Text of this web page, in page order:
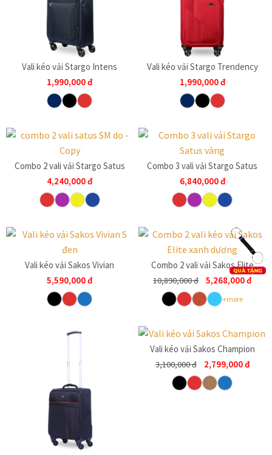
Vali kéo vải Stargo Intens
1,990,000đ
Vali kéo vải Stargo Trendency
1,990,000đ
Combo 2 vali vải Stargo Satus
4,240,000đ
Combo 3 vali vải Stargo Satus
6,840,000đ
Vali kéo vải Sakos Vivian
5,590,000đ
Combo 2 vali vải Sakos Elite
10,890,000đ 5,268,000đ
+more
Vali kéo vải Sakos Champion
3,100,000đ 2,799,000đ